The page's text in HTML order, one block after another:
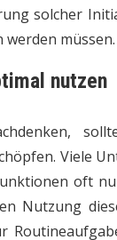
solcher
müssen.
nutzen
Viele
oft
Nutzung